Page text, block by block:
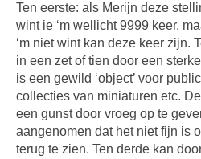
Ten eerste: als Merijn deze
wint ie ‘m wellicht 9999 keer,
‘m niet wint kan deze keer zijn.
in een zet of tien door een
is een gewild ‘object’ voor
collecties van miniaturen etc.
een gunst door vroeg op te
aangenomen dat het niet fijn is
terug te zien. Ten derde kan